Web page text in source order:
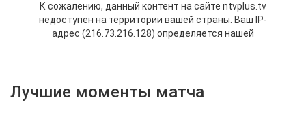
Лучшие моменты матча